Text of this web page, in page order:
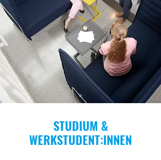
STUDIUM &
WERKSTUDENT:INNEN